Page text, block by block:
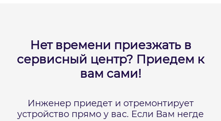
Нет времени приезжать в
сервисный центр? Приедем к
вам сами!
Инженер приедет и отремонтирует
устройство прямо у вас. Если Вам негде